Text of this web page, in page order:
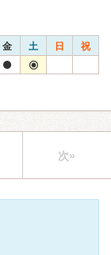
金 土 日 祝
次»